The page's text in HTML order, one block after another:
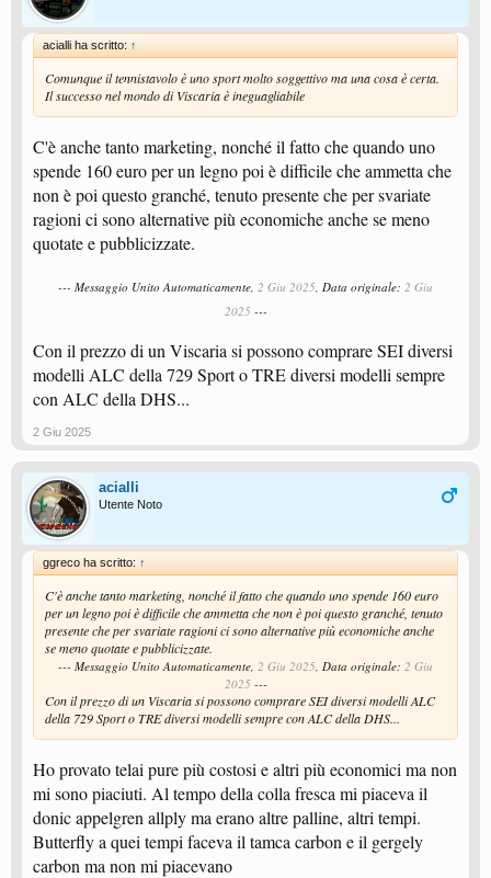
acialli ha scritto: ↑
Comunque il tennistavolo è uno sport molto soggettivo ma una cosa è certa.
Il successo nel mondo di Viscaria è ineguagliabile
C'è anche tanto marketing, nonché il fatto che quando uno
spende 160 euro per un legno poi è difficile che ammetta che
non è poi questo granché, tenuto presente che per svariate
ragioni ci sono alternative più economiche anche se meno
quotate e pubblicizzate.
--- Messaggio Unito Automaticamente, 2 Giu 2025 , Data originale: 2 Giu
2025 ---
Con il prezzo di un Viscaria si possono comprare SEI diversi
modelli ALC della 729 Sport o TRE diversi modelli sempre
con ALC della DHS...
2 Giu 2025
acialli
Utente Noto
ggreco ha scritto: ↑
C'è anche tanto marketing, nonché il fatto che quando uno spende 160 euro
per un legno poi è difficile che ammetta che non è poi questo granché, tenuto
presente che per svariate ragioni ci sono alternative più economiche anche
se meno quotate e pubblicizzate.
--- Messaggio Unito Automaticamente, 2 Giu 2025 , Data originale: 2 Giu
2025 ---
Con il prezzo di un Viscaria si possono comprare SEI diversi modelli ALC
della 729 Sport o TRE diversi modelli sempre con ALC della DHS...
Ho provato telai pure più costosi e altri più economici ma non
mi sono piaciuti. Al tempo della colla fresca mi piaceva il
donic appelgren allply ma erano altre palline, altri tempi.
Butterfly a quei tempi faceva il tamca carbon e il gergely
carbon ma non mi piacevano